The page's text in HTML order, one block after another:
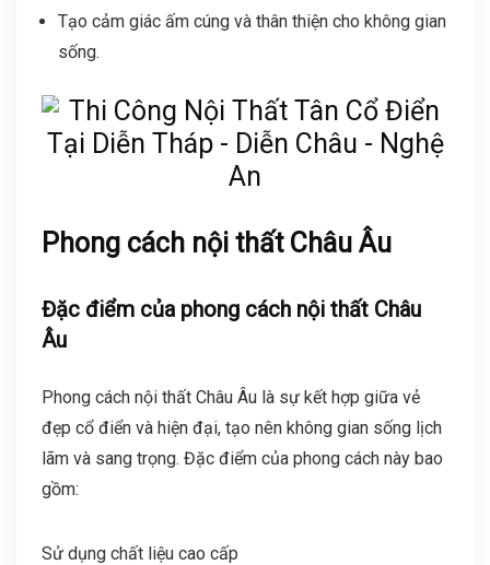
Tạo cảm giác ấm cúng và thân thiện cho không gian
sống.
Phong cách nội thất Châu Âu
Đặc điểm của phong cách nội thất Châu
Âu
Phong cách nội thất Châu Âu là sự kết hợp giữa vẻ
đẹp cổ điển và hiện đại, tạo nên không gian sống lịch
lãm và sang trọng. Đặc điểm của phong cách này bao
gồm:
Sử dụng chất liệu cao cấp